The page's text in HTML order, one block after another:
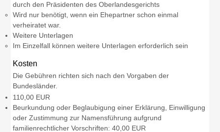
durch den Präsidenten des Oberlandesgerichts
Wird nur benötigt, wenn ein Ehepartner schon einmal
verheiratet war.
Weitere Unterlagen
Im Einzelfall können weitere Unterlagen erforderlich sein
Kosten
Die Gebühren richten sich nach den Vorgaben der
Bundesländer.
110,00 EUR
Beurkundung oder Beglaubigung einer Erklärung, Einwilligung
oder Zustimmung zur Namensführung aufgrund
familienrechtlicher Vorschriften: 40,00 EUR